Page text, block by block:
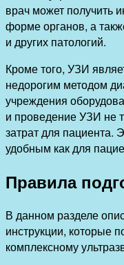
врач может получить
форме органов, а
и других патологий.
Кроме того, УЗИ
недорогим методом
учреждения
и проведение УЗИ не
затрат для пациента.
удобным как для
Правила
В данном разделе
инструкции, которые
комплексному